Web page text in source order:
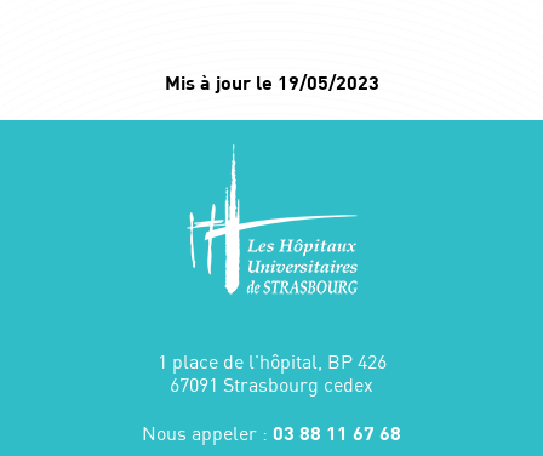
Mis à jour le 19/05/2023
1 place de l'hôpital, BP 426
67091 Strasbourg cedex
Nous appeler : 03 88 11 67 68